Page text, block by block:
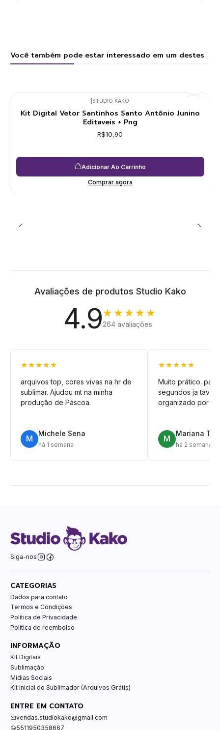
Você também pode estar interessado em um destes
STUDIO KAKO
Kit Digital Vetor Santinhos Santo Antônio Junino
Editaveis + Png
R$10,90
Adicionar Ao Carrinho
Comprar agora
Avaliações de produtos Studio Kako
4.9★★★★★
264 avaliações
★★★★★
arquivos top, cores vivas na hr de
sublimar. Ajudou mt na minha
produção de Páscoa.
M
Michele Sena
há 1 semana
★★★★★
Muito prático.
segundos ja tava
organizado por
M
Mariana T.
há 2 semanas
Siga-nos
CATEGORIAS
Dados para contato
Termos e Condições
Política de Privacidade
Politica de reembolso
INFORMAÇÃO
Kit Digitais
Sublimação
Mídias Sociais
Kit Inicial do Sublimador (Arquivos Grátis)
ENTRE EM CONTATO
vendas.studiokako@gmail.com
5511950358667